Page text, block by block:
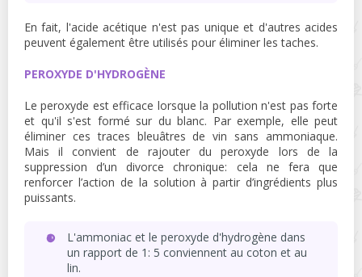
En fait, l'acide acétique n'est pas unique et d'autres acides
peuvent également être utilisés pour éliminer les taches.
PEROXYDE D'HYDROGÈNE
Le peroxyde est efficace lorsque la pollution n'est pas forte
et qu'il s'est formé sur du blanc. Par exemple, elle peut
éliminer ces traces bleuâtres de vin sans ammoniaque.
Mais il convient de rajouter du peroxyde lors de la
suppression d’un divorce chronique: cela ne fera que
renforcer l’action de la solution à partir d’ingrédients plus
puissants.
L'ammoniac et le peroxyde d'hydrogène dans
un rapport de 1: 5 conviennent au coton et au
lin.